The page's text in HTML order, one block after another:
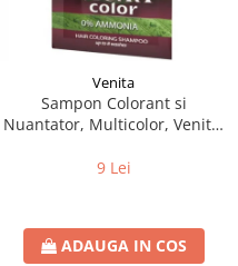
Venita
Sampon Colorant si
Nuantator, Multicolor, Venita,
9 Lei
ADAUGA IN COS